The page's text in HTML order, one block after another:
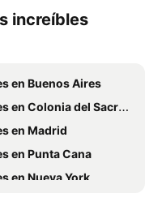
mascotas
increíbles
en Buenos Aires
Colonia del Sacramento
en Madrid
en Punta Cana
en Nueva York
en Aruba